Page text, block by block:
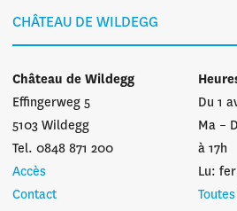
CHÂTEAU DE WILDEGG
Château de Wildegg
Effingerweg 5
5103 Wildegg
Tel. 0848 871 200
Accès
Contact
Du 1
Ma –
à 17h
Lu: